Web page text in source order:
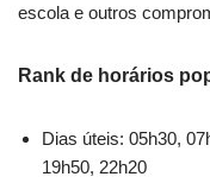
escola e outros
Rank de horários
Dias úteis: 05h30,
19h50, 22h20